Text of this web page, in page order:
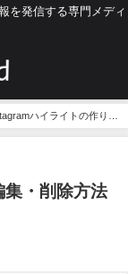
を発信する専門メディ
ハイライトの作り
・削除方法